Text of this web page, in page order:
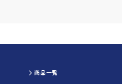
＞商品一覧